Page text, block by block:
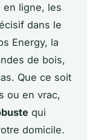
en ligne, les
dans le
Energy, la
de bois,
Que ce soit
ou en vrac,
qui
domicile.